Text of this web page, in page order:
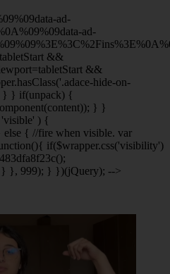
ad-
ad-
&&
=tabletStart &&
hide-on-
} } if(unpack) {
} }
) {
else { //fire when visible. var
if($wrapper.css('visibility')
} }, 999); } })(jQuery); -->